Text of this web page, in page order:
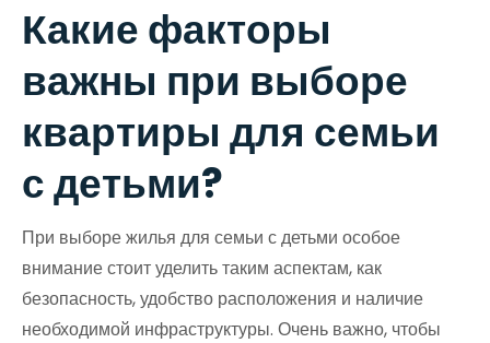
Какие факторы
важны при выборе
квартиры для семьи
с детьми?
При выборе жилья для семьи с детьми особое
внимание стоит уделить таким аспектам, как
безопасность, удобство расположения и наличие
необходимой инфраструктуры. Очень важно, чтобы